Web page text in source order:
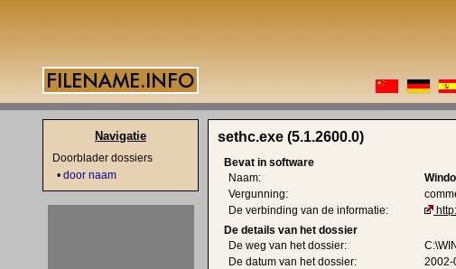
sethc.exe (5.1.2600.0)
Bevat in software
Naam:
Vergunning:
De verbinding van de informatie:
De details van het dossier
De weg van het dossier:
De datum van het dossier:
2002-
Navigatie
Doorblader dossiers
• door naam